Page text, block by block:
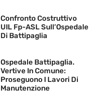
Confronto Costruttivo
UIL Fp-ASL Sull’Ospedale
Di Battipaglia
Ospedale Battipaglia.
Vertive In Comune:
Proseguono I Lavori Di
Manutenzione